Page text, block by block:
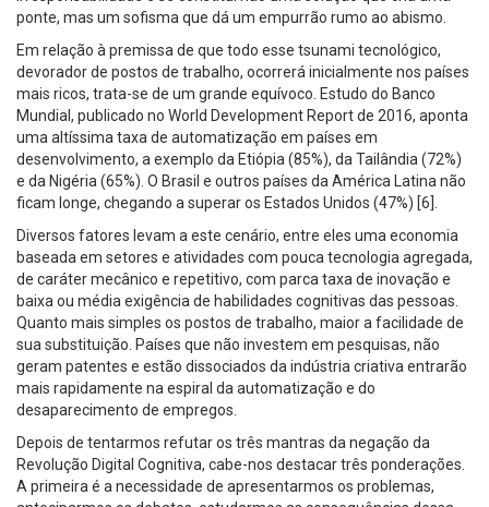
ponte, mas um sofisma que dá um empurrão rumo ao abismo.
Em relação à premissa de que todo esse tsunami tecnológico,
devorador de postos de trabalho, ocorrerá inicialmente nos países
mais ricos, trata-se de um grande equívoco. Estudo do Banco
Mundial, publicado no World Development Report de 2016, aponta
uma altíssima taxa de automatização em países em
desenvolvimento, a exemplo da Etiópia (85%), da Tailândia (72%)
e da Nigéria (65%). O Brasil e outros países da América Latina não
ficam longe, chegando a superar os Estados Unidos (47%) [6].
Diversos fatores levam a este cenário, entre eles uma economia
baseada em setores e atividades com pouca tecnologia agregada,
de caráter mecânico e repetitivo, com parca taxa de inovação e
baixa ou média exigência de habilidades cognitivas das pessoas.
Quanto mais simples os postos de trabalho, maior a facilidade de
sua substituição. Países que não investem em pesquisas, não
geram patentes e estão dissociados da indústria criativa entrarão
mais rapidamente na espiral da automatização e do
desaparecimento de empregos.
Depois de tentarmos refutar os três mantras da negação da
Revolução Digital Cognitiva, cabe-nos destacar três ponderações.
A primeira é a necessidade de apresentarmos os problemas,